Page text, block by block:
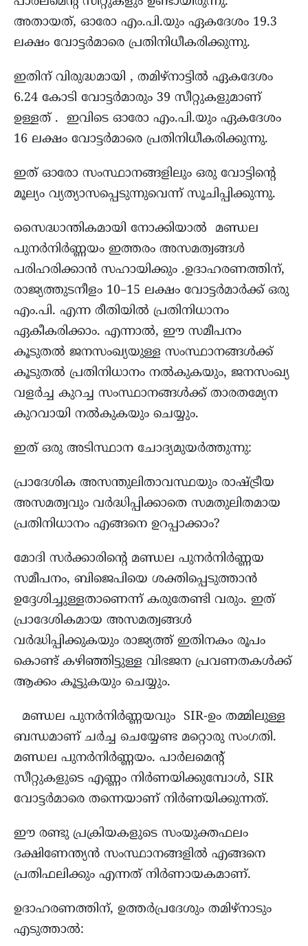
അതായത്, ഓരോ എം.പി.യും ഏകദേശം 19.3
ലക്ഷം വോട്ടർമാരെ പ്രതിനിധീകരിക്കുന്നു.
ഇതിന് വിരുദ്ധമായി , തമിഴ്നാട്ടിൽ ഏകദേശം
6.24 കോടി വോട്ടർമാരും 39 സീറ്റുകളുമാണ്
ഉള്ളത് . ഇവിടെ ഓരോ എം.പി.യും ഏകദേശം
16 ലക്ഷം വോട്ടർമാരെ പ്രതിനിധീകരിക്കുന്നു.
ഇത് ഓരോ സംസ്ഥാനങ്ങളിലും ഒരു വോട്ടിന്റെ
മൂല്യം വ്യത്യാസപ്പെടുന്നുവെന്ന് സൂചിപ്പിക്കുന്നു.
സൈദ്ധാന്തികമായി നോക്കിയാൽ മണ്ഡല
പുനർനിർണ്ണയം ഇത്തരം അസമത്വങ്ങൾ
പരിഹരിക്കാൻ സഹായിക്കും .ഉദാഹരണത്തിന്,
രാജ്യത്തുടനീളം 10–15 ലക്ഷം വോട്ടർമാർക്ക് ഒരു
എം.പി. എന്ന രീതിയിൽ പ്രതിനിധാനം
ഏകീകരിക്കാം. എന്നാൽ, ഈ സമീപനം
കൂടുതൽ ജനസംഖ്യയുള്ള സംസ്ഥാനങ്ങൾക്ക്
കൂടുതൽ പ്രതിനിധാനം നൽകുകയും, ജനസംഖ്യ
വളർച്ച കുറച്ച സംസ്ഥാനങ്ങൾക്ക് താരതമ്യേന
കുറവായി നൽകുകയും ചെയ്യും.
ഇത് ഒരു അടിസ്ഥാന ചോദ്യമുയർത്തുന്നു:
പ്രാദേശിക അസന്തുലിതാവസ്ഥയും രാഷ്ട്രീയ
അസമത്വവും വർദ്ധിപ്പിക്കാതെ സമതുലിതമായ
പ്രതിനിധാനം എങ്ങനെ ഉറപ്പാക്കാം?
മോദി സർക്കാരിന്റെ മണ്ഡല പുനർനിർണ്ണയ
സമീപനം, ബിജെപിയെ ശക്തിപ്പെടുത്താൻ
ഉദ്ദേശിച്ചുള്ളതാണെന്ന് കരുതേണ്ടി വരും. ഇത്
പ്രാദേശികമായ അസമത്വങ്ങൾ
വർദ്ധിപ്പിക്കുകയും രാജ്യത്ത് ഇതിനകം രൂപം
കൊണ്ട് കഴിഞ്ഞിട്ടുള്ള വിഭജന പ്രവണതകൾക്ക്
ആക്കം കൂട്ടുകയും ചെയ്യും.
മണ്ഡല പുനർനിർണ്ണയവും SIR-ഉം തമ്മിലുള്ള
ബന്ധമാണ് ചർച്ച ചെയ്യേണ്ട മറ്റൊരു സംഗതി.
മണ്ഡല പുനർനിർണ്ണയം. പാർലമെന്റ്
സീറ്റുകളുടെ എണ്ണം നിർണയിക്കുമ്പോൾ, SIR
വോട്ടർമാരെ തന്നെയാണ് നിർണയിക്കുന്നത്.
ഈ രണ്ടു പ്രക്രിയകളുടെ സംയുക്തഫലം
ദക്ഷിണേന്ത്യൻ സംസ്ഥാനങ്ങളിൽ എങ്ങനെ
പ്രതിഫലിക്കും എന്നത് നിർണായകമാണ്.
ഉദാഹരണത്തിന്, ഉത്തർപ്രദേശും തമിഴ്നാടും
എടുത്താൽ: